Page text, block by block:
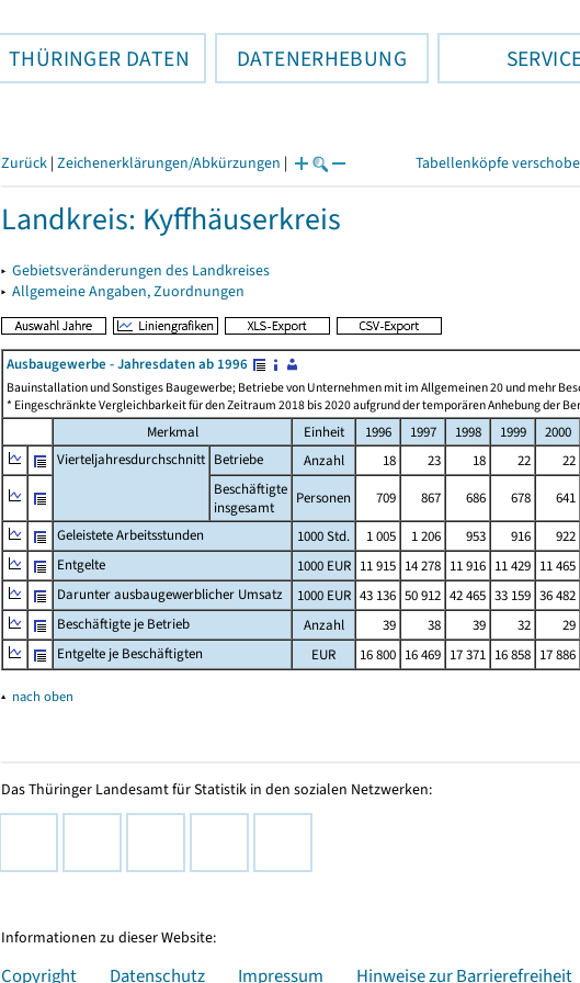
THÜRINGER DATEN DATENERHEBUNG
Zurück | Zeichenerklärungen/Abkürzungen | Tabellenköpfe
Landkreis: Kyffhäuserkreis
▸ Gebietsveränderungen des Landkreises
▸ Allgemeine Angaben, Zuordnungen
Ausbaugewerbe - Jahresdaten ab 1996
Bauinstallation und Sonstiges Baugewerbe; Betriebe von Unternehmen mit im Allgemeinen 20 und mehr
* Eingeschränkte Vergleichbarkeit für den Zeitraum 2018 bis 2020 aufgrund der temporären Anhebung der
Merkmal Einheit 1996 1997 1998 1999 2000
Vierteljahresdurchschnitt Betriebe Anzahl 18 23 18 22 22
Beschäftigte
insgesamt
Personen 709 867 686 678 641
Geleistete Arbeitsstunden
1000 Std. 1 005 1 206 953 916 922
Entgelte
1000 EUR 11 915 14 278 11 916 11 429 11 465
Darunter ausbaugewerblicher Umsatz
1000 EUR 43 136 50 912 42 465 33 159 36 482
Beschäftigte je Betrieb
Anzahl 39 38 39 32 29
Entgelte je Beschäftigten
EUR 16 800 16 469 17 371 16 858 17 886
▴ nach oben
Das Thüringer Landesamt für Statistik in den sozialen Netzwerken:
Informationen zu dieser Website:
Copyright Datenschutz Impressum Hinweise zur Barrierefreiheit